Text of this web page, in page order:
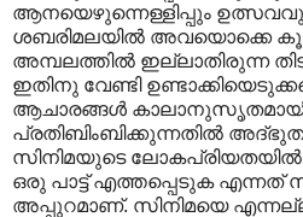
ആനയെഴുന്നെള്ളിപ്പും
ശബരിമലയിൽ അവയൊക്കെ
അമ്പലത്തിൽ ഇല്ലാതിരുന്ന
ഇതിനു വേണ്ടി
ആചാരങ്ങൾ കാലാനുസൃതമായി
പ്രതിബിംബിക്കുന്നതിൽ
സിനിമയുടെ ലോകപ്രിയതയിൽ
ഒരു പാട്ട് എത്തപ്പെടുക എന്നത്
അപ്പുറമാണ്. സിനിമയെ